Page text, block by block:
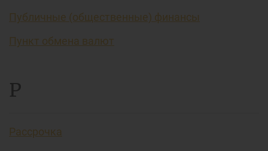
Публичные (общественные) финансы
Пункт обмена валют
Р
Рассрочка